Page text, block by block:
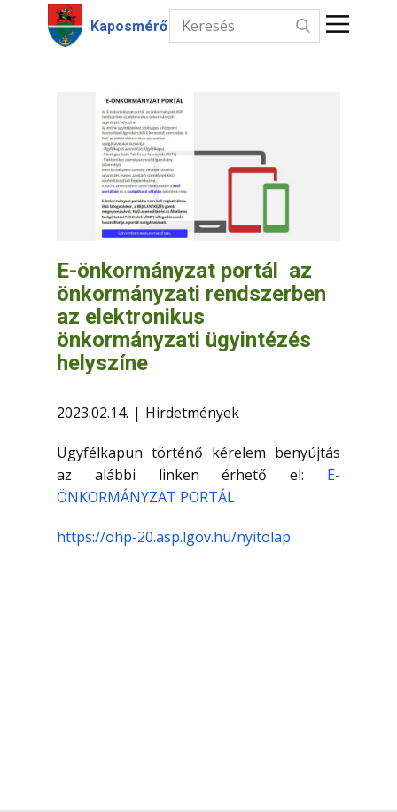
Kaposmérő
Hírek
Intézmények
Információk
Kapcsolat
E-önkormányzat portál az
önkormányzati rendszerben
az elektronikus
önkormányzati ügyintézés
helyszíne
2023.02.14. Hirdetmények
Ügyfélkapun történő kérelem benyújtás
az alábbi linken érhető el: E-
ÖNKORMÁNYZAT PORTÁL
https://ohp-20.asp.lgov.hu/nyitolap